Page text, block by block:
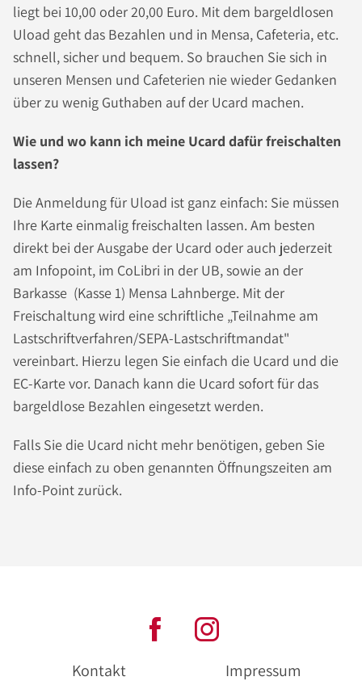
liegt bei 10,00 oder 20,00 Euro. Mit dem bargeldlosen
Uload geht das Bezahlen und in Mensa, Cafeteria, etc.
schnell, sicher und bequem. So brauchen Sie sich in
unseren Mensen und Cafeterien nie wieder Gedanken
über zu wenig Guthaben auf der Ucard machen.
Wie und wo kann ich meine Ucard dafür freischalten
lassen?
Die Anmeldung für Uload ist ganz einfach: Sie müssen
Ihre Karte einmalig freischalten lassen. Am besten
direkt bei der Ausgabe der Ucard oder auch jederzeit
am Infopoint, im CoLibri in der UB, sowie an der
Barkasse (Kasse 1) Mensa Lahnberge. Mit der
Freischaltung wird eine schriftliche „Teilnahme am
Lastschriftverfahren/SEPA-Lastschriftmandat"
vereinbart. Hierzu legen Sie einfach die Ucard und die
EC-Karte vor. Danach kann die Ucard sofort für das
bargeldlose Bezahlen eingesetzt werden.
Falls Sie die Ucard nicht mehr benötigen, geben Sie
diese einfach zu oben genannten Öffnungszeiten am
Info-Point zurück.
Kontakt
Impressum